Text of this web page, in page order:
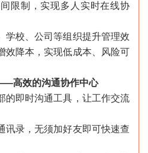
限制，实现多人实时在线协
校、公司等组织提升管理效
效降本，实现低成本、风险可
高效的沟通协作中心
即时沟通工具，让工作交流
录，无须加好友即可快速查
»